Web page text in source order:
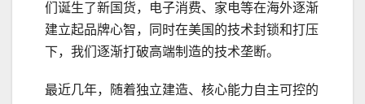
们诞生了新国货，电子消费、家电等在海外逐渐
建立起品牌心智，同时在美国的技术封锁和打压
下，我们逐渐打破高端制造的技术垄断。
最近几年，随着独立建造、核心能力自主可控的